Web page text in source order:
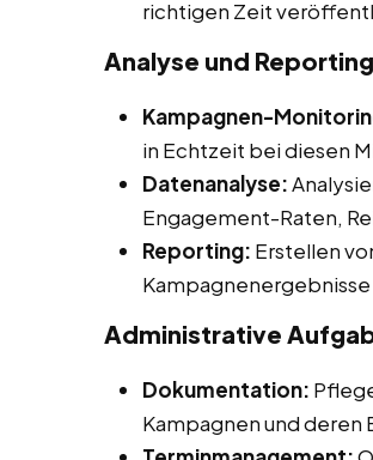
richtigen Zeit
Analyse und Reporting
Kampagnen-
in Echtzeit bei diesen
Datenanalyse:
Engagement-Raten,
Reporting: Erstellen
Administrative
Dokumentation:
Kampagnen und deren